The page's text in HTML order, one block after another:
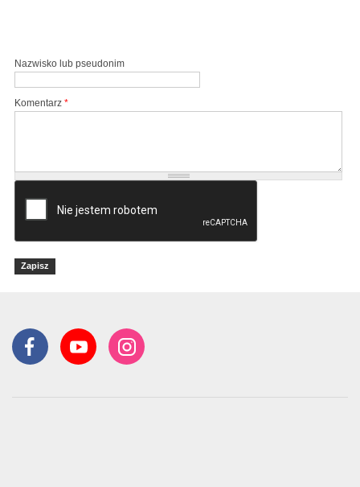
Nazwisko lub pseudonim
Komentarz *